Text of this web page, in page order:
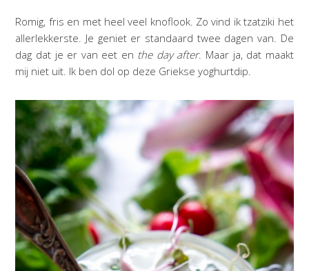
Romig, fris en met heel veel knoflook. Zo vind ik tzatziki het
allerlekkerste. Je geniet er standaard twee dagen van. De
dag dat je er van eet en the day after. Maar ja, dat maakt
mij niet uit. Ik ben dol op deze Griekse yoghurtdip.